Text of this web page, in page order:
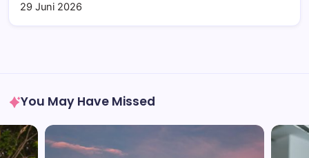
29 Juni 2026
You May Have Missed